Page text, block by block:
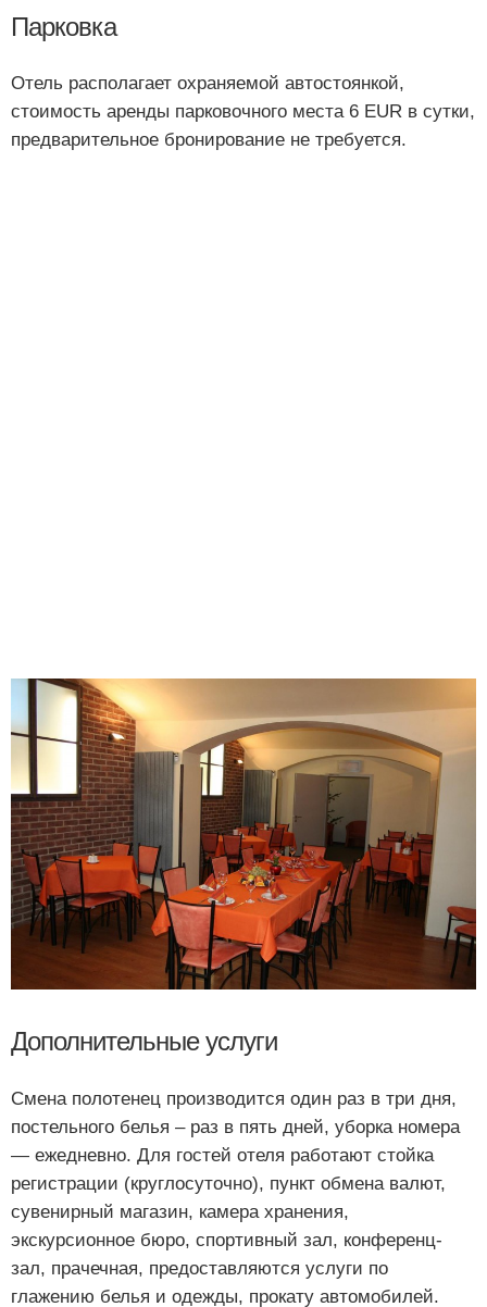
Парковка
Отель располагает охраняемой автостоянкой,
стоимость аренды парковочного места 6 EUR в сутки,
предварительное бронирование не требуется.
Дополнительные услуги
Смена полотенец производится один раз в три дня,
постельного белья – раз в пять дней, уборка номера
— ежедневно. Для гостей отеля работают стойка
регистрации (круглосуточно), пункт обмена валют,
сувенирный магазин, камера хранения,
экскурсионное бюро, спортивный зал, конференц-
зал, прачечная, предоставляются услуги по
глажению белья и одежды, прокату автомобилей.